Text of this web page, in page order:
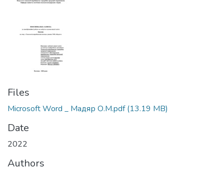
Files
Microsoft Word _ Мадяр О.М.pdf(13.19 MB)
Date
2022
Authors